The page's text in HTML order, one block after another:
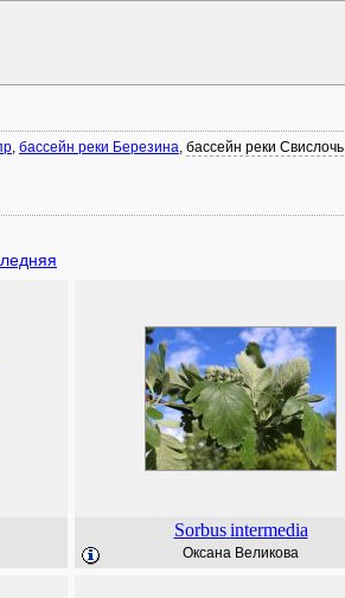
, бассейн реки Березина, бассейн реки Свислочь
Sorbus intermedia
Оксана Великова